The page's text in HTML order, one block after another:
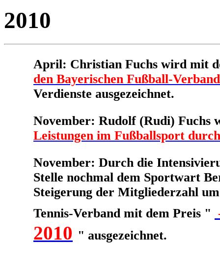
2010
April: Christian Fuchs wird mit
den Bayerischen Fußball-Verband
Verdienste ausgezeichnet.
November: Rudolf (Rudi)
Leistungen im Fußballsport
November: Durch die
Stelle nochmal dem Sportwart
Steigerung der Mitgliederzahl
Tennis-Verband mit dem Preis "
2010 " ausgezeichnet.